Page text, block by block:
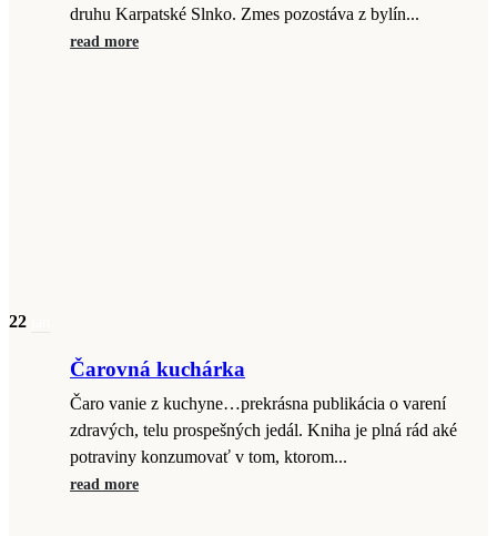
druhu Karpatské Slnko. Zmes pozostáva z bylín...
read more
22
Čarovná kuchárka
Čaro vanie z kuchyne…prekrásna publikácia o varení
zdravých, telu prospešných jedál. Kniha je plná rád aké
potraviny konzumovať v tom, ktorom...
read more